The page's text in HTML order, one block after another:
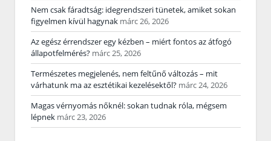
Nem csak fáradtság: idegrendszeri tünetek, amiket sokan
figyelmen kívül hagynak márc 26, 2026
Az egész érrendszer egy kézben – miért fontos az átfogó
állapotfelmérés? márc 25, 2026
Természetes megjelenés, nem feltűnő változás – mit
várhatunk ma az esztétikai kezelésektől? márc 24, 2026
Magas vérnyomás nőknél: sokan tudnak róla, mégsem
lépnek márc 23, 2026